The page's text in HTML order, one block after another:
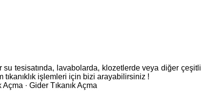
su tesisatında, lavabolarda, klozetlerde veya diğer çeşitli
işlemleri için bizi arayabilirsiniz !
· ‎Gider Tıkanık Açma